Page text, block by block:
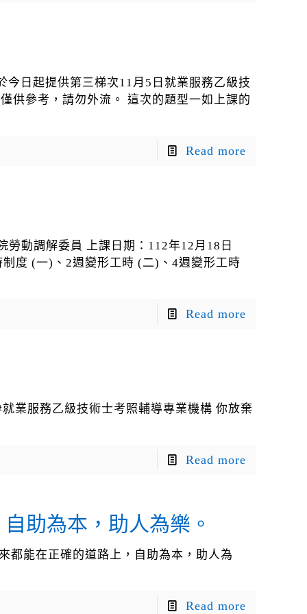
日起提供第三梯次11月5日就業服務乙級技
供參考，請勿外流。 這次的題型一如上課的
Read more
動調解委員 上課日期：112年12月18日
度 (一)、2週變形工時 (二)、4週變形工時
Read more
業服務乙級技術士考照輔導專業機構 你放棄
Read more
助為本，助人為樂。
都能在正確的道路上，自助為本，助人為
Read more